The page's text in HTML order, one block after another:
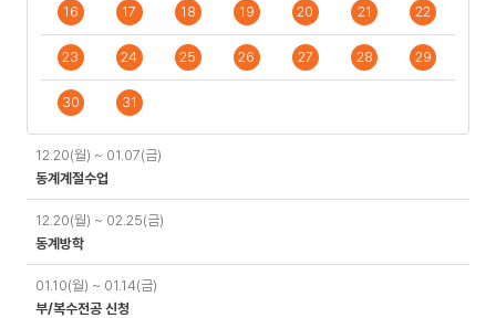
16 17 18 19 20 21 22
23 24 25 26 27 28 29
30 31
정
12.20(월) ~ 01.07(금)
동계계절수업
12.20(월) ~ 02.25(금)
동계방학
01.10(월) ~ 01.14(금)
부/복수전공 신청